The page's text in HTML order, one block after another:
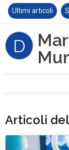
Ultimi articoli
D
Articoli